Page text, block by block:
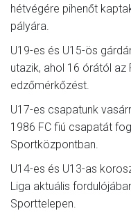
hétvégére pihenőt
pályára.
U19-es és U15-ös
utazik, ahol 16 órától az
edzőmérkőzést.
U17-es csapatunk
1986 FC fiú csapatát
Sportközpontban.
U14-es és U13-as
Liga aktuális
Sporttelepen.